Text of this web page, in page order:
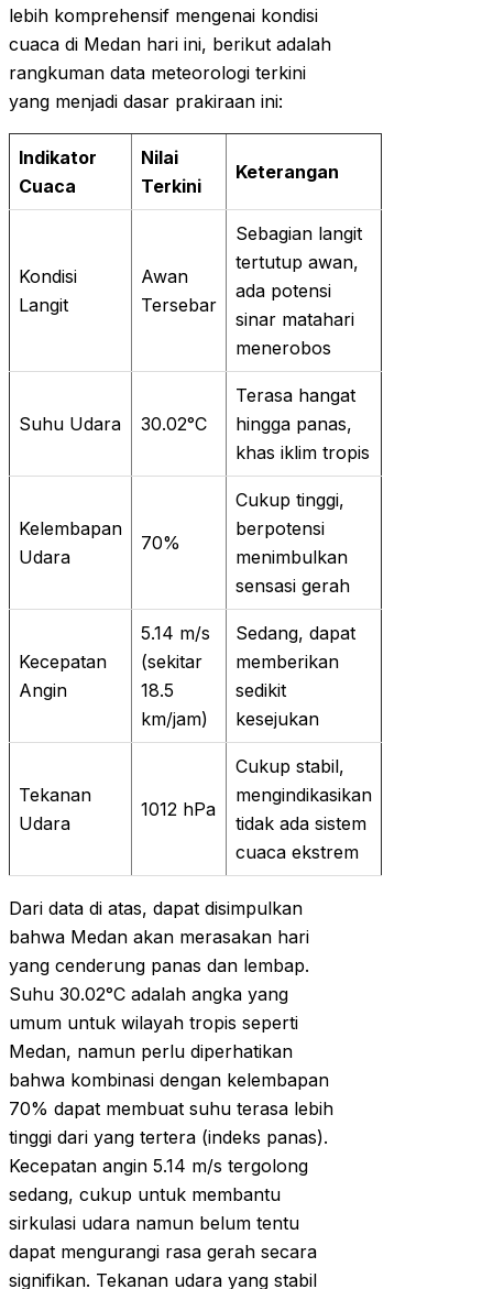
lebih komprehensif mengenai kondisi
cuaca di Medan hari ini, berikut adalah
rangkuman data meteorologi terkini
yang menjadi dasar prakiraan ini:
Indikator
Cuaca
Nilai
Terkini
Keterangan
Kondisi
Langit
Awan
Tersebar
Sebagian langit
tertutup awan,
ada potensi
sinar matahari
menerobos
Suhu Udara 30.02°C
Terasa hangat
hingga panas,
khas iklim tropis
Kelembapan
Udara
70%
Cukup tinggi,
berpotensi
menimbulkan
sensasi gerah
Kecepatan
Angin
5.14 m/s
(sekitar
18.5
km/jam)
Sedang, dapat
memberikan
sedikit
kesejukan
Tekanan
Udara
1012 hPa
Cukup stabil,
mengindikasikan
tidak ada sistem
cuaca ekstrem
Dari data di atas, dapat disimpulkan
bahwa Medan akan merasakan hari
yang cenderung panas dan lembap.
Suhu 30.02°C adalah angka yang
umum untuk wilayah tropis seperti
Medan, namun perlu diperhatikan
bahwa kombinasi dengan kelembapan
70% dapat membuat suhu terasa lebih
tinggi dari yang tertera (indeks panas).
Kecepatan angin 5.14 m/s tergolong
sedang, cukup untuk membantu
sirkulasi udara namun belum tentu
dapat mengurangi rasa gerah secara
signifikan. Tekanan udara yang stabil